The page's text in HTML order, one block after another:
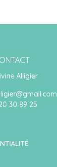
Alligier
30 89 25